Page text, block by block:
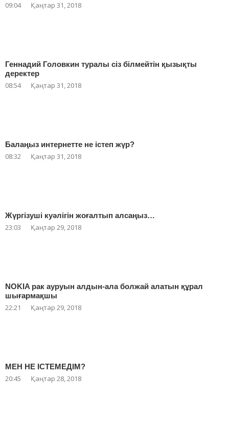
09:04 Қаңтар 31, 2018
Геннадий Головкин туралы сіз білмейтін қызықты
деректер
08:54 Қаңтар 31, 2018
Балаңыз интернетте не істеп жүр?
08:32 Қаңтар 31, 2018
Жүргізуші куәлігін жоғалтып алсаңыз…
23:03 Қаңтар 29, 2018
NOKIA рак ауруын алдын-ала болжай алатын құрал
шығармақшы
22:21 Қаңтар 29, 2018
МЕН НЕ ІСТЕМЕДІМ?
20:45 Қаңтар 28, 2018